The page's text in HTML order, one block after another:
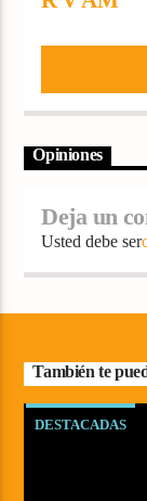
Opiniones
Deja un
Usted debe ser
También te
DESTACADAS